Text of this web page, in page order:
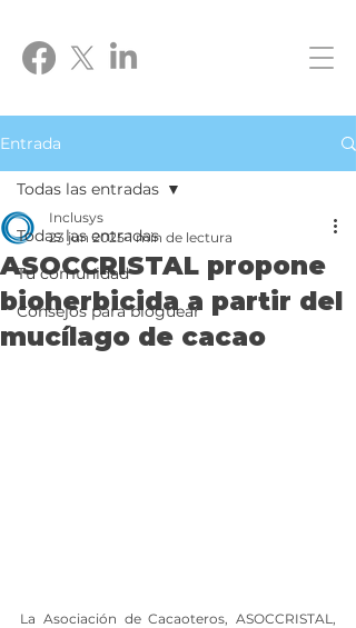
Entrada
Todas las entradas
Tu comunidad
Consejos para bloguear
Todas las entradas
ASOCCRISTAL propone
bioherbicida a partir del
mucílago de cacao
Inclusys
23 jun 2025 1 min de lectura
La Asociación de Cacaoteros, ASOCCRISTAL,